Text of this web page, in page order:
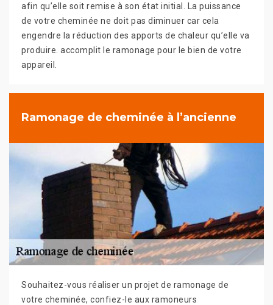
afin qu’elle soit remise à son état initial. La puissance
de votre cheminée ne doit pas diminuer car cela
engendre la réduction des apports de chaleur qu’elle va
produire. accomplit le ramonage pour le bien de votre
appareil.
Ramonage de cheminée à l’ancienne
Souhaitez-vous réaliser un projet de ramonage de
votre cheminée, confiez-le aux ramoneurs